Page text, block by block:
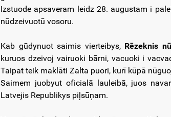
Izstuode apsaveram leidz 28. augustam i
nūdzeivuotū vosoru.
Kab gūdynuot saimis vierteibys, Rēzeknis
kuruos dzeivoj vairuoki bārni, vacuoki i
Taipat teik maklāti Zalta puori, kurī kūpā
Saimem juobyut oficialā lauleibā, juos
Latvejis Republikys piļsūņam.